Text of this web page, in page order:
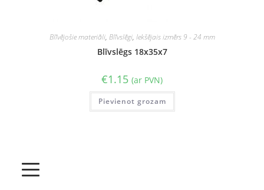
Blīvējošie materiāli, Blīvslēgi, Iekšējais izmērs 9 - 24 mm
Blīvslēgs 18x35x7
€1.15 (ar PVN)
Pievienot grozam